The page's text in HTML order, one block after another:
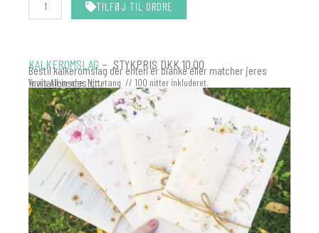
TILFØJ TIL ORDRE
KALKEROMSLAG – STYKPRIS DKK 10.00
Bestil kalkeromslag der enten er blanke eller matcher jeres
invitationsdesign.
Vores All-in-one Nittetang // 100 nitter inkluderet.